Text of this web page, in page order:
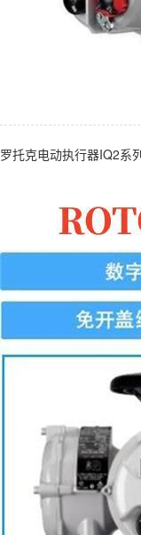
罗托克电动执行器IQ2系